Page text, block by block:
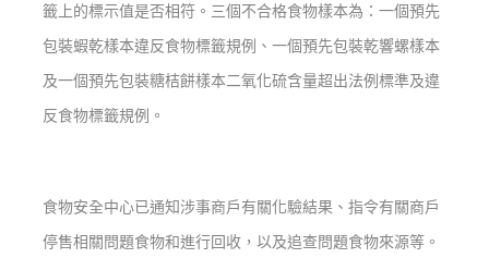
籤上的標示值是否相符。 三個不合格食物樣本為：一個預先
包裝蝦乾樣本違反食物標籤規例、一個預先包裝乾響螺樣本
及一個預先包裝糖桔餅樣本二氧化硫含量超出法例標準及違
反食物標籤規例。
食物安全中心已通知涉事商戶有關化驗結果、指令有關商戶
停售相關問題食物和進行回收，以及追查問題食物來源等。